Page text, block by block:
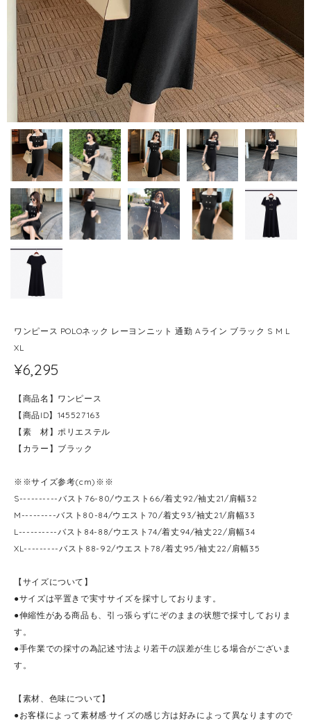
ワンピース POLOネック レーヨンニット 通勤 Aライン ブラック S M L
XL
¥6,295
【商品名】ワンピース
【商品ID】145527163
【素 材】ポリエステル
【カラー】ブラック
※※サイズ参考(cm)※※
S----------バスト76-80/ウエスト66/着丈92/袖丈21/肩幅32
M---------バスト80-84/ウエスト70/着丈93/袖丈21/肩幅33
L----------バスト84-88/ウエスト74/着丈94/袖丈22/肩幅34
XL---------バスト88-92/ウエスト78/着丈95/袖丈22/肩幅35
【サイズについて】
●サイズは平置きで実寸サイズを採寸しております。
●伸縮性がある商品も、引っ張らずにぞのままの状態で採寸しておりま
す。
●手作業での採寸の為記述寸法より若干の誤差が生じる場合がございま
す。
【素材、色味について】
●お客様によって素材感·サイズの感じ方は好みによって異なりますので